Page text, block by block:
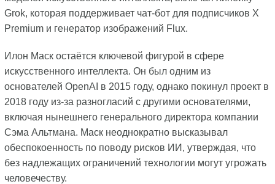
Grok, которая поддерживает чат-бот для подписчиков X
Premium и генератор изображений Flux.
Илон Маск остаётся ключевой фигурой в сфере
искусственного интеллекта. Он был одним из
основателей OpenAI в 2015 году, однако покинул проект в
2018 году из-за разногласий с другими основателями,
включая нынешнего генерального директора компании
Сэма Альтмана. Маск неоднократно высказывал
обеспокоенность по поводу рисков ИИ, утверждая, что
без надлежащих ограничений технологии могут угрожать
человечеству.